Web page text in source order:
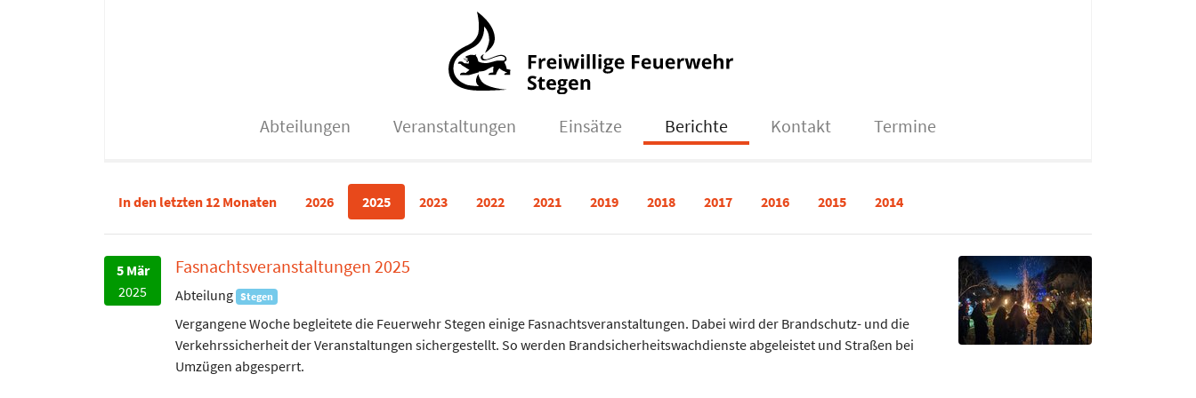
Abteilungen Veranstaltungen Einsätze Berichte Kontakt Termine
Berichte
In den letzten 12 Monaten 2026 2025 2023 2022 2021 2019 2018 2017 2016 2015 2014
5 Mär
2025
Fasnachtsveranstaltungen 2025
Abteilung Stegen
Vergangene Woche begleitete die Feuerwehr Stegen einige Fasnachtsveranstaltungen. Dabei wird der Brandschutz- und die
Verkehrssicherheit der Veranstaltungen sichergestellt. So werden Brandsicherheitswachdienste abgeleistet und Straßen bei
Umzügen abgesperrt.